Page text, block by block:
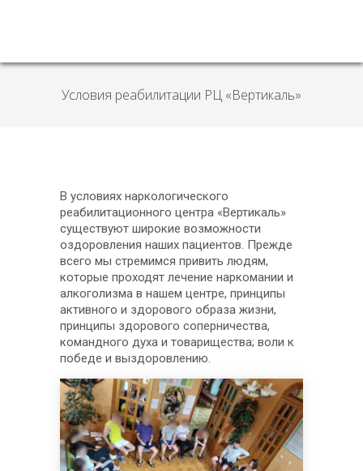
Условия реабилитации РЦ «Вертикаль»
В условиях наркологического
реабилитационного центра «Вертикаль»
существуют широкие возможности
оздоровления наших пациентов. Прежде
всего мы стремимся привить людям,
которые проходят лечение наркомании и
алкоголизма в нашем центре, принципы
активного и здорового образа жизни,
принципы здорового соперничества,
командного духа и товарищества; воли к
победе и выздоровлению.